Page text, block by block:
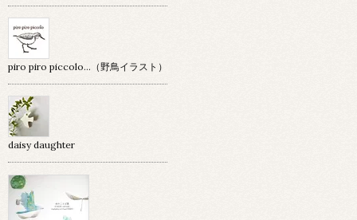
piro piro piccolo…（野鳥イラスト）
daisy daughter